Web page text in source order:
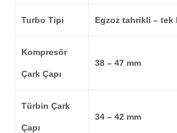
Turbo Tipi Egzoz tahrikli – tek
Kompresör
Çark Çapı
38 – 47 mm
Türbin Çark
Çapı
34 – 42 mm